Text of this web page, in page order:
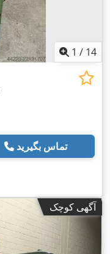
1 / 14
تماس بگیرید
آگهی کوچک